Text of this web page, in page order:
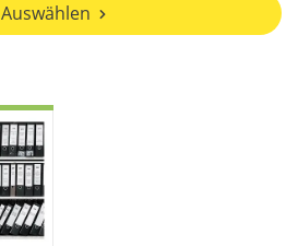
Auswählen